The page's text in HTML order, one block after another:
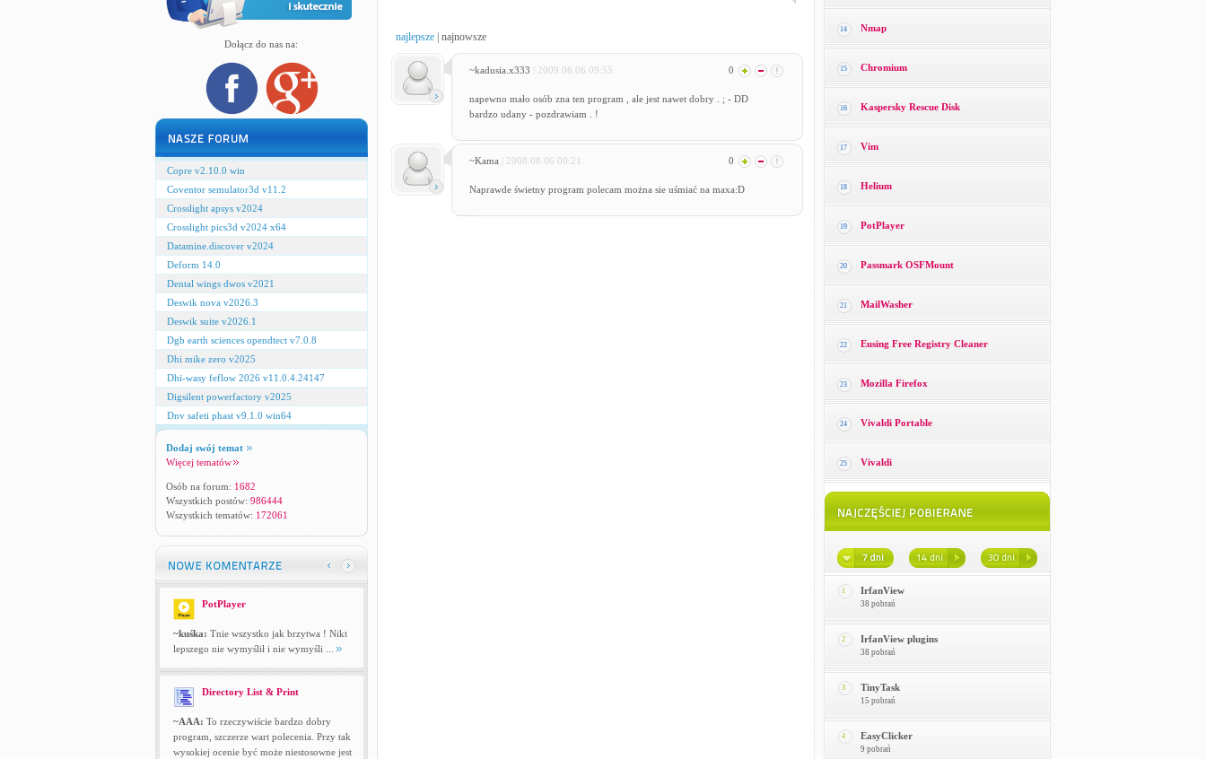
Dołącz do nas na:
Copre v2.10.0 win
Coventor semulator3d v11.2
Crosslight apsys v2024
Crosslight pics3d v2024 x64
Datamine.discover v2024
Deform 14.0
Dental wings dwos v2021
Deswik nova v2026.3
Deswik suite v2026.1
Dgb earth sciences opendtect v7.0.8
Dhi mike zero v2025
Dhi-wasy feflow 2026 v11.0.4.24147
Digsilent powerfactory v2025
Dnv safeti phast v9.1.0 win64
Dodaj swój temat
Więcej tematów
Osób na forum: 1682
Wszystkich postów: 986444
Wszystkich tematów: 172061
PotPlayer
~kuśka: Tnie wszystko jak brzytwa ! Nikt
lepszego nie wymyślił i nie wymyśli ...
Directory List & Print
~AAA: To rzeczywiście bardzo dobry
program, szczerze wart polecenia. Przy tak
wysokiej ocenie być może niestosowne jest
najlepsze| najnowsze
~kadusia.x333 | 2009.06.06 09:55 0
napewno mało osób zna ten program , ale jest nawet dobry . ; - DD
bardzo udany - pozdrawiam . !
~Kama | 2008.08.06 00:21 0
Naprawde świetny program polecam można sie uśmiać na maxa:D
14 Nmap
15 Chromium
16 Kaspersky Rescue Disk
17 Vim
18 Helium
19 PotPlayer
20 Passmark OSFMount
21 MailWasher
22 Eusing Free Registry Cleaner
23 Mozilla Firefox
24 Vivaldi Portable
25 Vivaldi
1 IrfanView
38 pobrań
2 IrfanView plugins
38 pobrań
3 TinyTask
15 pobrań
4 EasyClicker
9 pobrań